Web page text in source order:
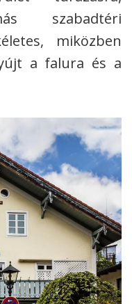
szabadtéri
miközben
a falura és a